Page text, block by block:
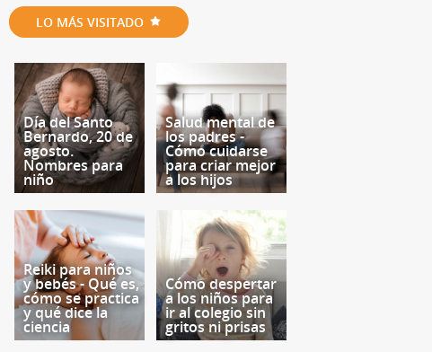
LO MÁS VISITADO
Día del Santo
Bernardo, 20 de
agosto.
Nombres para
niño
Salud mental de
los padres -
Cómo cuidarse
para criar mejor
a los hijos
Reiki para niños
y bebés - Qué es,
cómo se practica
y qué dice la
ciencia
Cómo despertar
a los niños para
ir al colegio sin
gritos ni prisas